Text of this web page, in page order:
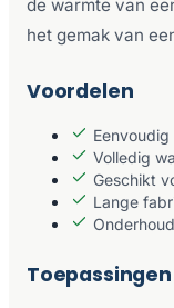
de warmte van
het gemak van
Voordelen
Volledig
Geschikt
Lange
Toepassingen